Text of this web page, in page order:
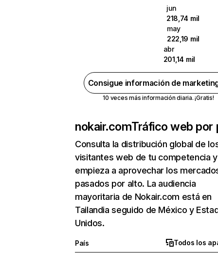
jun
218,74 mil
may
222,19 mil
abr
201,14 mil
Consigue información de
10 veces más información diaria. ¡Gratis!
nokair.comTráfico web por
Consulta la distribución global de
visitantes web de tu competencia y
empieza a aprovechar los
pasados por alto. La audiencia
mayoritaria de Nokair.com está en
Tailandia seguido de México y
Unidos.
País
Todos los